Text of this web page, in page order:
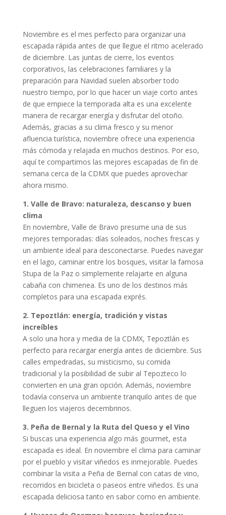
Noviembre es el mes perfecto para organizar una
escapada rápida antes de que llegue el ritmo acelerado
de diciembre. Las juntas de cierre, los eventos
corporativos, las celebraciones familiares y la
preparación para Navidad suelen absorber todo
nuestro tiempo, por lo que hacer un viaje corto antes
de que empiece la temporada alta es una excelente
manera de recargar energía y disfrutar del otoño.
Además, gracias a su clima fresco y su menor
afluencia turística, noviembre ofrece una experiencia
más cómoda y relajada en muchos destinos. Por eso,
aquí te compartimos las mejores escapadas de fin de
semana cerca de la CDMX que puedes aprovechar
ahora mismo.
1. Valle de Bravo: naturaleza, descanso y buen
clima
En noviembre, Valle de Bravo presume una de sus
mejores temporadas: días soleados, noches frescas y
un ambiente ideal para desconectarse. Puedes navegar
en el lago, caminar entre los bosques, visitar la famosa
Stupa de la Paz o simplemente relajarte en alguna
cabaña con chimenea. Es uno de los destinos más
completos para una escapada exprés.
2. Tepoztlán: energía, tradición y vistas
increíbles
A solo una hora y media de la CDMX, Tepoztlán es
perfecto para recargar energía antes de diciembre. Sus
calles empedradas, su misticismo, su comida
tradicional y la posibilidad de subir al Tepozteco lo
convierten en una gran opción. Además, noviembre
todavía conserva un ambiente tranquilo antes de que
lleguen los viajeros decembrinos.
3. Peña de Bernal y la Ruta del Queso y el Vino
Si buscas una experiencia algo más gourmet, esta
escapada es ideal. En noviembre el clima para caminar
por el pueblo y visitar viñedos es inmejorable. Puedes
combinar la visita a Peña de Bernal con catas de vino,
recorridos en bicicleta o paseos entre viñedos. Es una
escapada deliciosa tanto en sabor como en ambiente.